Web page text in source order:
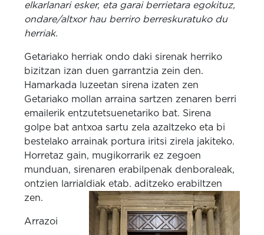
elkarlanari esker, eta garai berrietara egokituz,
ondare/altxor hau berriro berreskuratuko du
herriak.
Getariako herriak ondo daki sirenak herriko
bizitzan izan duen garrantzia zein den.
Hamarkada luzeetan sirena izaten zen
Getariako mollan arraina sartzen zenaren berri
emailerik entzutetsuenetariko bat. Sirena
golpe bat antxoa sartu zela azaltzeko eta bi
bestelako arrainak portura iritsi zirela jakiteko.
Horretaz gain, mugikorrarik ez zegoen
munduan, sirenaren erabilpenak denboraleak,
ontzien larrialdiak etab. aditzeko erabiltzen
zen.
Arrazoi